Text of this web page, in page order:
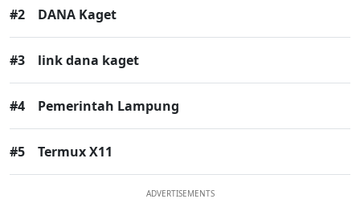
#2 DANA Kaget
#3 link dana kaget
#4 Pemerintah Lampung
#5 Termux X11
ADVERTISEMENTS